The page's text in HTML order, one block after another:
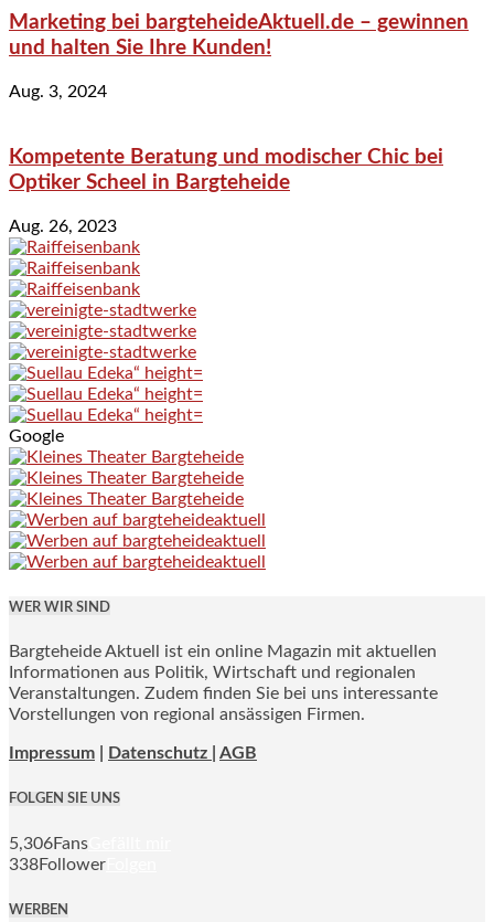
Marketing bei bargteheideAktuell.de – gewinnen
und halten Sie Ihre Kunden!
Aug. 3, 2024
Kompetente Beratung und modischer Chic bei
Optiker Scheel in Bargteheide
Aug. 26, 2023
Google
WER WIR SIND
Bargteheide Aktuell ist ein online Magazin mit aktuellen
Informationen aus Politik, Wirtschaft und regionalen
Veranstaltungen. Zudem finden Sie bei uns interessante
Vorstellungen von regional ansässigen Firmen.
Impressum Datenschutz | AGB
FOLGEN SIE UNS
5,306Fans
338Follower
WERBEN